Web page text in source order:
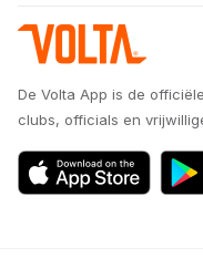
De Volta App is de
clubs, officials en